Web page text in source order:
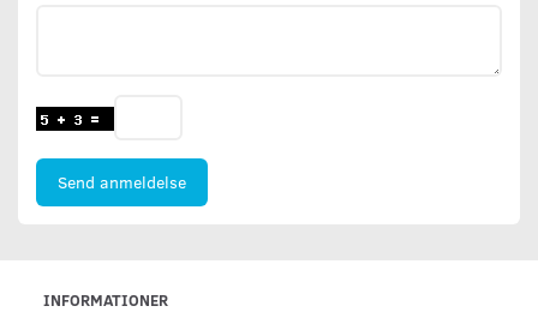
Send anmeldelse
INFORMATIONER